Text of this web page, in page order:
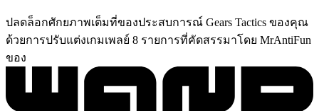
ปลดล็อกศักยภาพเต็มที่ของประสบการณ์ Gears Tactics ของคุณ
ด้วยการปรับแต่งเกมเพลย์ 8 รายการที่คัดสรรมาโดย MrAntiFun
ของ